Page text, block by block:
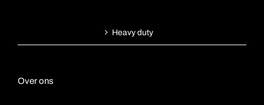
Heavy duty
Over ons